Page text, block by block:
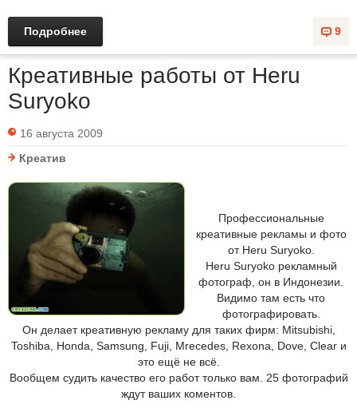
9
Подробнее
Креативные работы от Heru
Suryoko
16 августа 2009
Креатив
Профессиональные
креативные рекламы и фото
от Heru Suryoko.
Heru Suryoko рекламный
фотограф, он в Индонезии.
Видимо там есть что
фотографировать.
Он делает креативную рекламу для таких фирм: Mitsubishi,
Toshiba, Honda, Samsung, Fuji, Mrecedes, Rexona, Dove, Clear и
это ещё не всё.
Вообщем судить качество его работ только вам. 25 фотографий
ждут ваших коментов.